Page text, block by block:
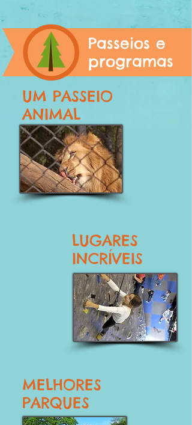
Passeios e
programas
UM PASSEIO
ANIMAL
LUGARES
INCRÍVEIS
MELHORES
PARQUES